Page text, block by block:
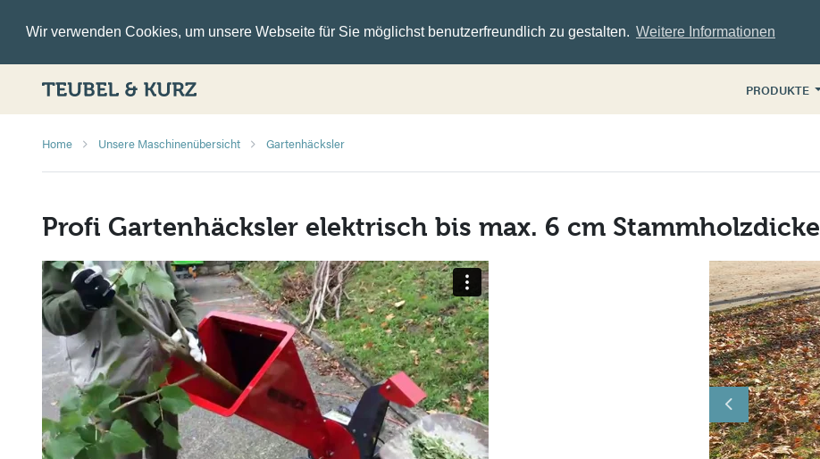
Wir verwenden Cookies, um unsere Webseite für Sie möglichst benutzerfreundlich zu gestalten. Weitere Informationen
PRODUKTE
Home Unsere Maschinenübersicht Gartenhäcksler
Profi Gartenhäcksler elektrisch bis max. 6 cm Stammholzdicke